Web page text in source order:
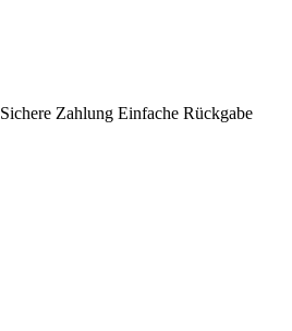
Sichere Zahlung Einfache Rückgabe